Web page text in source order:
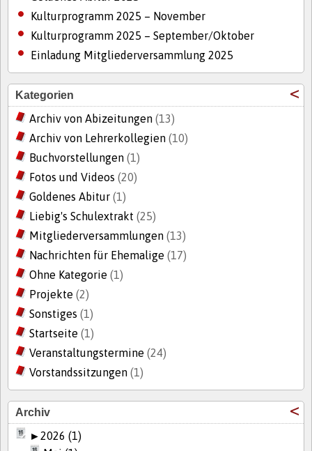
Kulturprogramm 2025 – November
Kulturprogramm 2025 – September/Oktober
Einladung Mitgliederversammlung 2025
Kategorien
Archiv von Abizeitungen (13)
Archiv von Lehrerkollegien (10)
Buchvorstellungen (1)
Fotos und Videos (20)
Goldenes Abitur (1)
Liebig's Schulextrakt (25)
Mitgliederversammlungen (13)
Nachrichten für Ehemalige (17)
Ohne Kategorie (1)
Projekte (2)
Sonstiges (1)
Startseite (1)
Veranstaltungstermine (24)
Vorstandssitzungen (1)
Archiv
►2026 (1)